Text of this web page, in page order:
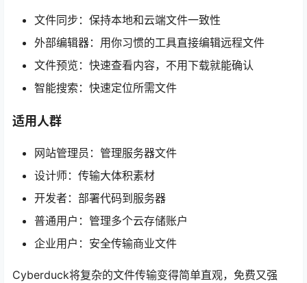
文件同步：保持本地和云端文件一致性
外部编辑器：用你习惯的工具直接编辑远程文件
文件预览：快速查看内容，不用下载就能确认
智能搜索：快速定位所需文件
适用人群
网站管理员：管理服务器文件
设计师：传输大体积素材
开发者：部署代码到服务器
普通用户：管理多个云存储账户
企业用户：安全传输商业文件
Cyberduck将复杂的文件传输变得简单直观，免费又强